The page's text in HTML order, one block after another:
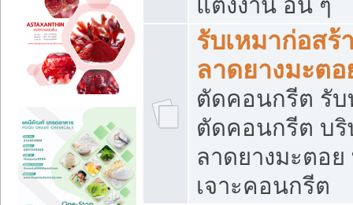
แต่งงาน อื่น ๆ
รับเหมาก่อส
ลาดยางมะต
ตัดคอนกรีต รับ
ตัดคอนกรีต บริ
ลาดยางมะตอ
เจาะคอนกรีต